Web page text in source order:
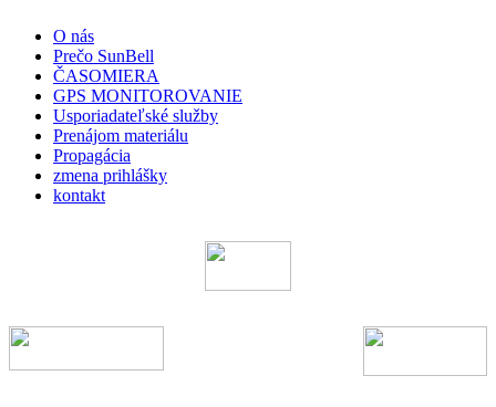
O nás
Prečo SunBell
ČASOMIERA
GPS MONITOROVANIE
Usporiadateľské služby
Prenájom materiálu
Propagácia
zmena prihlášky
kontakt